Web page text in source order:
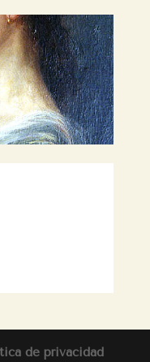
de privacidad